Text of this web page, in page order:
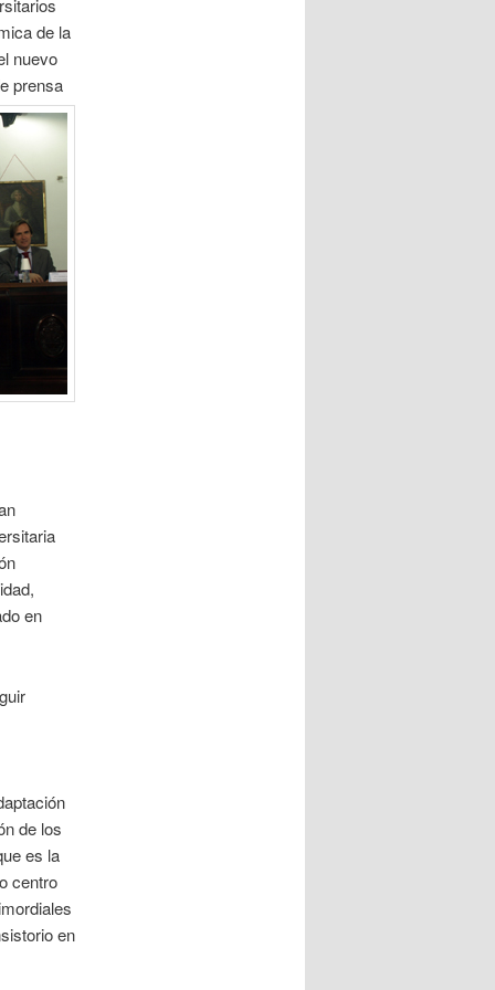
de la
nuevo
prensa
en
de los
es la
centro
en